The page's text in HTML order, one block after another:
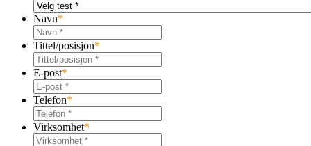
Navn*
Tittel/posisjon*
E-post*
Telefon*
Virksomhet*